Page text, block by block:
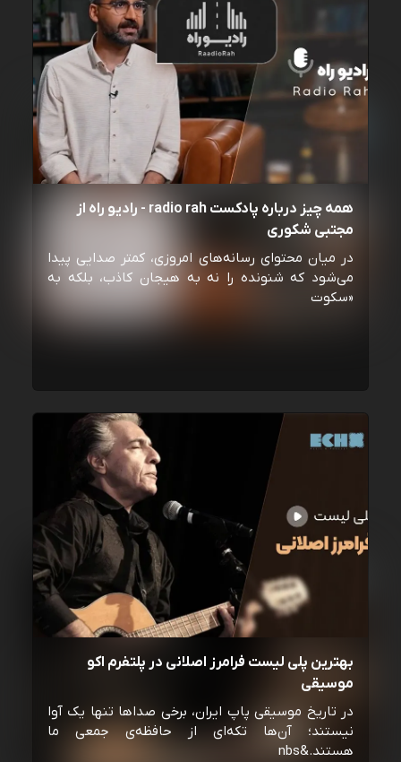
همه چیز درباره پادکست radio rah - رادیو راه از
مجتبی شکوری
در میان محتوای رسانه‌های امروزی، کمتر صدایی پیدا
می‌شود که شنونده را نه به هیجان کاذب، بلکه به
«سکوت
بهترین پلی لیست فرامرز اصلانی در پلتفرم اکو
موسیقی
در تاریخ موسیقی پاپ ایران، برخی صداها تنها یک آوا
نیستند؛ آن‌ها تکه‌ای از حافظه‌ی جمعی ما
هستند.&nbs